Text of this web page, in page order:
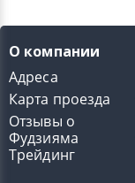
О компании
Адреса
Карта проезда
Отзывы о
Фудзияма
Трейдинг